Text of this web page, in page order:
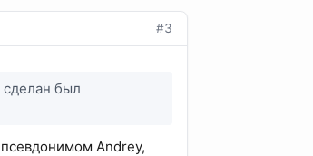
#3
был
Andrey,